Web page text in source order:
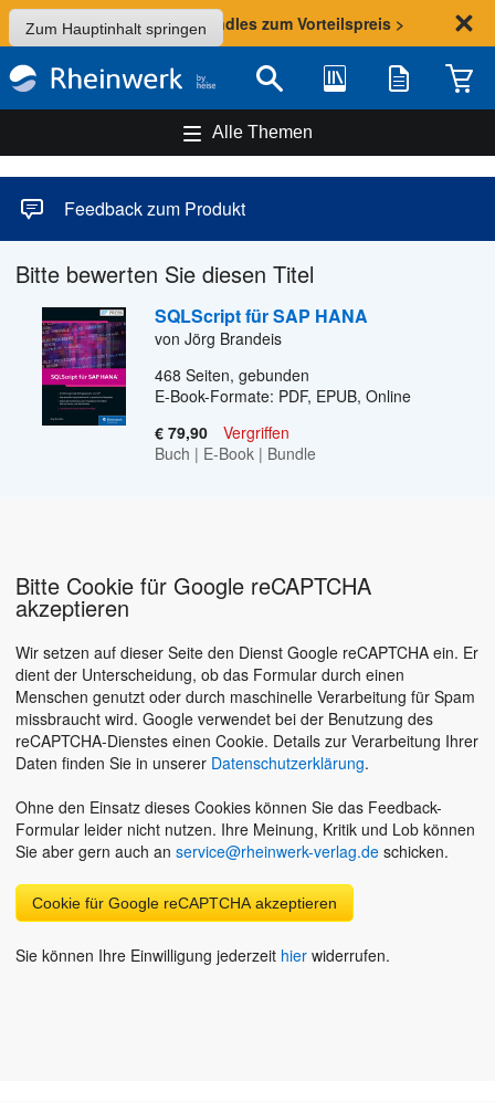
Zum Hauptinhalt springen
Sommer-Aktion: Bundles zum Vorteilspreis >
Suche Bibliothek Merkliste
Alle Themen
Feedback zum Produkt
Bitte bewerten Sie diesen Titel
SQLScript für SAP HANA
von Jörg Brandeis
468 Seiten, gebunden
E-Book-Formate: PDF, EPUB, Online
€ 79,90
Vergriffen
Buch | E-Book | Bundle
Bitte Cookie für Google reCAPTCHA
akzeptieren
Wir setzen auf dieser Seite den Dienst Google reCAPTCHA ein. Er
dient der Unterscheidung, ob das Formular durch einen
Menschen genutzt oder durch maschinelle Verarbeitung für Spam
missbraucht wird. Google verwendet bei der Benutzung des
reCAPTCHA-Dienstes einen Cookie. Details zur Verarbeitung Ihrer
Daten finden Sie in unserer Datenschutzerklärung.
Ohne den Einsatz dieses Cookies können Sie das Feedback-
Formular leider nicht nutzen. Ihre Meinung, Kritik und Lob können
Sie aber gern auch an service@rheinwerk-verlag.de schicken.
Cookie für Google reCAPTCHA akzeptieren
Sie können Ihre Einwilligung jederzeit hier widerrufen.